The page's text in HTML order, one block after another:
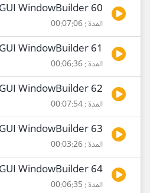
60 JAVA Swing GUI WindowBuilder
المدة : 00:07:06
61 JAVA Swing GUI WindowBuilder
المدة : 00:06:36
62 JAVA Swing GUI WindowBuilder
المدة : 00:07:54
63 JAVA Swing GUI WindowBuilder
المدة : 00:03:26
64 JAVA Swing GUI WindowBuilder
المدة : 00:06:35